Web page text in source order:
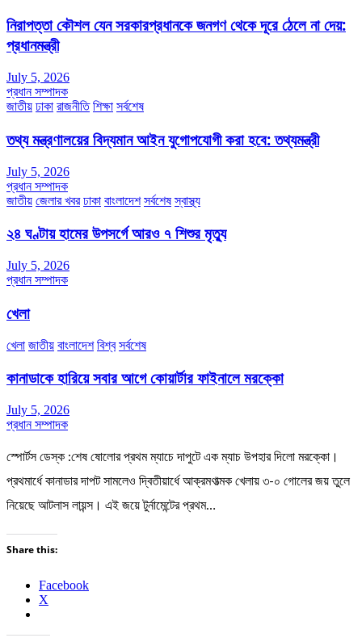
নিরাপত্তা কৌশল যেন সরকারপ্রধানকে জনগণ থেকে দূরে ঠেলে না দেয়:
প্রধানমন্ত্রী
July 5, 2026
প্রধান সম্পাদক
জাতীয় ঢাকা রাজনীতি শিক্ষা সর্বশেষ
তথ্য মন্ত্রণালয়ের বিদ্যমান আইন যুগোপযোগী করা হবে: তথ্যমন্ত্রী
July 5, 2026
প্রধান সম্পাদক
জাতীয় জেলার খবর ঢাকা বাংলাদেশ সর্বশেষ স্বাস্থ্য
২৪ ঘণ্টায় হামের উপসর্গে আরও ৭ শিশুর মৃত্যু
July 5, 2026
প্রধান সম্পাদক
খেলা
খেলা জাতীয় বাংলাদেশ বিশ্ব সর্বশেষ
কানাডাকে হারিয়ে সবার আগে কোয়ার্টার ফাইনালে মরক্কো
July 5, 2026
প্রধান সম্পাদক
স্পোর্টস ডেস্ক :শেষ ষোলোর প্রথম ম্যাচে দাপুটে এক ম্যাচ উপহার দিলো মরক্কো।
প্রথমার্ধে কানাডার দাপট সামলেও দ্বিতীয়ার্ধে আক্রমণাত্মক খেলায় ৩-০ গোলের জয় তুলে
নিয়েছে আটলাস লায়ন্স। এই জয়ে টুর্নামেন্টের প্রথম…
Share this:
Facebook
X